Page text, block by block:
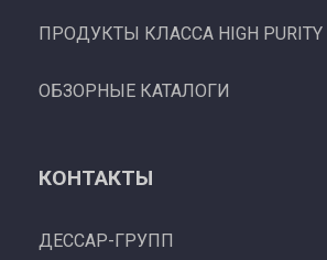
ПРОДУКТЫ КЛАССА HIGH PURITY
ОБЗОРНЫЕ КАТАЛОГИ
КОНТАКТЫ
ДЕССАР-ГРУПП